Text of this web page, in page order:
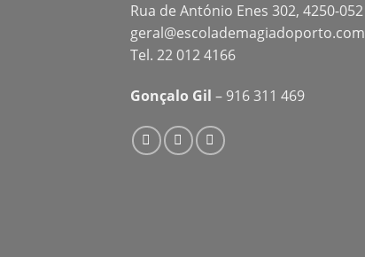
Rua de António Enes 302, 4250-052
geral@escolademagiadoporto.com
Tel. 22 012 4166
Gonçalo Gil – 916 311 469